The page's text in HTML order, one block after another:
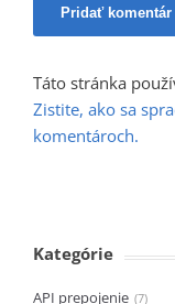
Táto stránka
Zistite, ako sa
komentároch.
Kategórie
API prepojenie 7